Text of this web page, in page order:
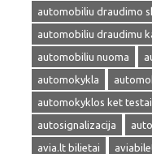
automobiliu draudimo
automobiliu draudimu
automobiliu nuoma
automokykla
automokyklos ket testai
autosignalizacija
avia.lt bilietai